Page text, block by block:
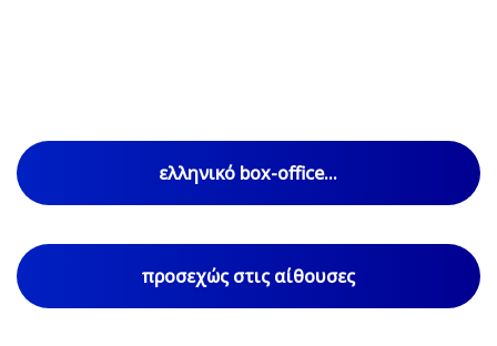
ελληνικό box-office...
προσεχώς στις αίθουσες